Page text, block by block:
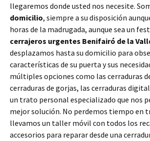
llegaremos donde usted nos necesite.
domicilio, siempre a su disposición
horas de la madrugada, aunque sea un
cerrajeros urgentes Benifairó de la
desplazamos hasta su domicilio para
características de su puerta y sus
múltiples opciones como las cerraduras
cerraduras de gorjas, las cerraduras
un trato personal especializado que nos
mejor solución. No perdemos tiempo en
llevamos un taller móvil con todos los
accesorios para reparar desde una